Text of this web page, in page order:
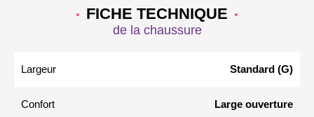
FICHE TECHNIQUE
de la chaussure
Largeur Standard (G)
Confort Large ouverture